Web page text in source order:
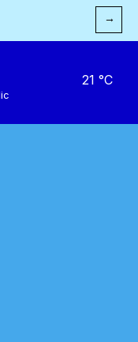
→
21 °C